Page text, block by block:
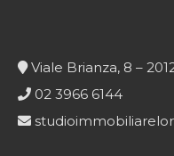
Viale Brianza, 8 –
02 3966 6144